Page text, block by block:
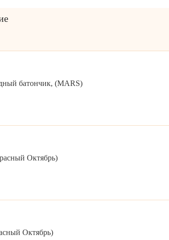
батончик, (MARS)
Октябрь)
Октябрь)